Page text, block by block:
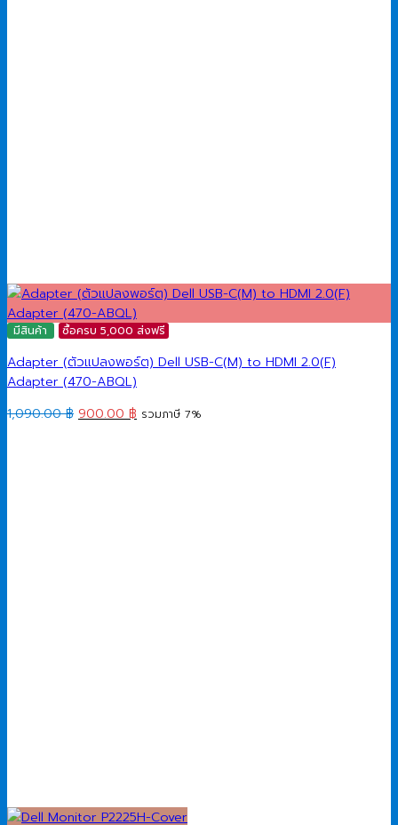
มีสินค้า ซื้อครบ 5,000 ส่งฟรี
Adapter (ตัวแปลงพอร์ต) Dell USB-C(M) to HDMI 2.0(F)
Adapter (470-ABQL)
1,090.00฿ Original
900.00 ฿ Current
รวมภาษี 7%